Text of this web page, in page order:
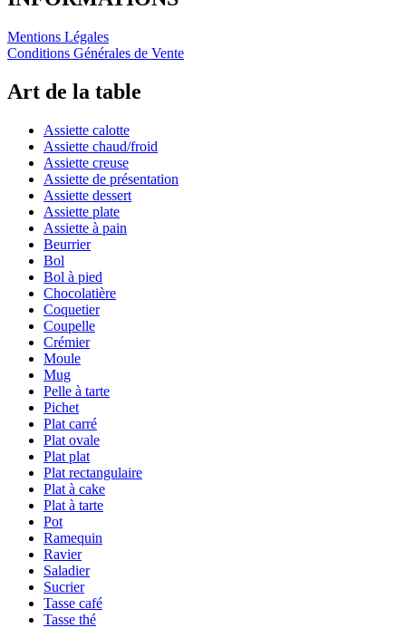
Mentions Légales
Conditions Générales de Vente
Art de la table
Assiette calotte
Assiette chaud/froid
Assiette creuse
Assiette de présentation
Assiette dessert
Assiette plate
Assiette à pain
Beurrier
Bol
Bol à pied
Chocolatière
Coquetier
Coupelle
Crémier
Moule
Mug
Pelle à tarte
Pichet
Plat carré
Plat ovale
Plat plat
Plat rectangulaire
Plat à cake
Plat à tarte
Pot
Ramequin
Ravier
Saladier
Sucrier
Tasse café
Tasse thé